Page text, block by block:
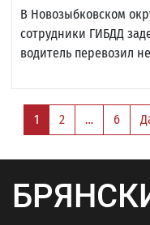
В Новозыбковском
сотрудники ГИБДД
водитель перевозил
1 2 … 6